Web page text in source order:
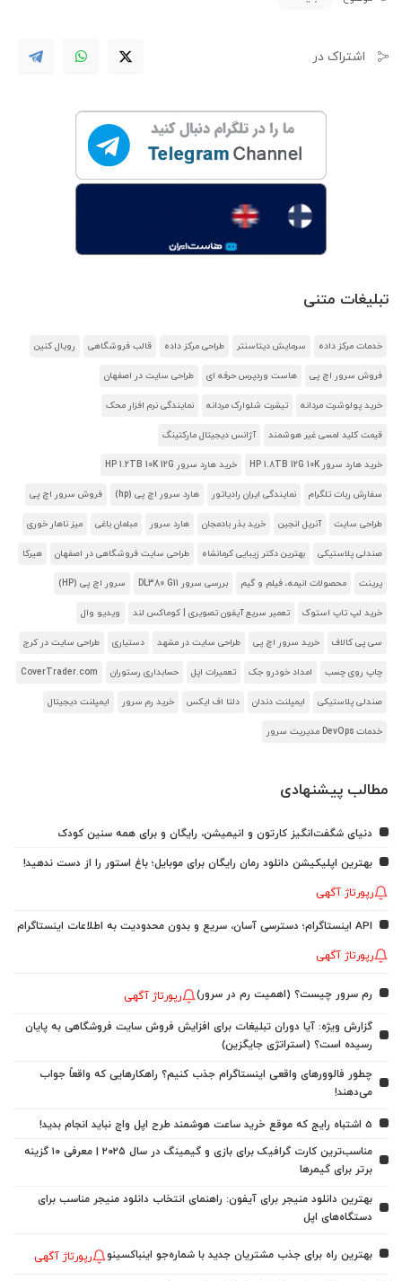
اشتراک در
تبلیغات متنی
خدمات مرکز داده سرمایش دیتاسنتر طراحی مرکز داده قالب فروشگاهی رویال کنین
فروش سرور اچ پی هاست وردپرس حرفه ای طراحی سایت در اصفهان
خرید پولوشرت مردانه تیشرت شلوارک مردانه نمایندگی نرم افزار محک
قیمت کلید لمسی غیر هوشمند آژانس دیجیتال مارکتینگ
خرید هارد سرور HP 1.8TB 12G 10K خرید هارد سرور HP 1.2TB 10K 12G
سفارش ربات تلگرام نمایندگی ایران رادیاتور هارد سرور اچ پی (hp) فروش سرور اچ پی
طراحی سایت آنریل انجین خرید بذر بادمجان هارد سرور مبلمان باغی میز ناهار خوری
صندلی پلاستیکی بهترین دکتر زیبایی کرمانشاه طراحی سایت فروشگاهی در اصفهان هیرکا
پرینت محصولات انیمه، فیلم و گیم بررسی سرور DL380 G11 سرور اچ پی (HP)
خرید لپ تاپ استوک تعمیر سریع آیفون تصویری | کوماکس لند ویدیو وال
سی پی کالاف خرید سرور اچ پی طراحی سایت در مشهد دستیاری طراحی سایت در کرج
چاپ روی چسب امداد خودرو جک تعمیرات اپل حسابداری رستوران CoverTrader.com
صندلی پلاستیکی ایمپلنت دندان دلتا اف ایکس خرید رم سرور ایمپلنت دیجیتال
خدمات DevOps مدیریت سرور
مطالب پیشنهادی
دنیای شگفت‌انگیز کارتون و انیمیشن، رایگان و برای همه سنین کودک
بهترین اپلیکیشن دانلود رمان رایگان برای موبایل؛ باغ استور را از دست ندهید!
رپورتاژ آگهی
API اینستاگرام؛ دسترسی آسان، سریع و بدون محدودیت به اطلاعات اینستاگرام
رپورتاژ آگهی
رم سرور چیست؟ (اهمیت رم در سرور) رپورتاژ آگهی
گزارش ویژه: آیا دوران تبلیغات برای افزایش فروش سایت فروشگاهی به پایان
رسیده است؟ (استراتژی جایگزین)
چطور فالوورهای واقعی اینستاگرام جذب کنیم؟ راهکارهایی که واقعاً جواب
می‌دهند!
5 اشتباه رایج که موقع خرید ساعت هوشمند طرح اپل واچ نباید انجام بدید!
مناسب‌ترین کارت گرافیک برای بازی و گیمینگ در سال ۲۰۲۵ | معرفی ۱۰ گزینه
برتر برای گیمرها
بهترین دانلود منیجر برای آیفون: راهنمای انتخاب دانلود منیجر مناسب برای
دستگاه‌های اپل
بهترین راه برای جذب مشتریان جدید با شماره‌جو اینباکسینو رپورتاژ آگهی